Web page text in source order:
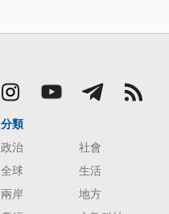
分類
政治
社會
全球
生活
兩岸
地方